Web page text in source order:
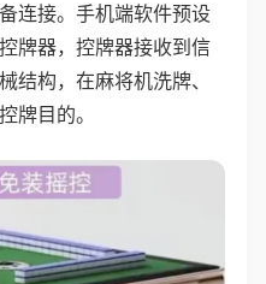
连接。手机端软件预设
牌器，控牌器接收到信
结构，在麻将机洗牌、
牌目的。